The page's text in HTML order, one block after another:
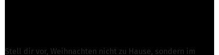
Stell dir vor, Weihnachten nicht zu Hause, sondern im